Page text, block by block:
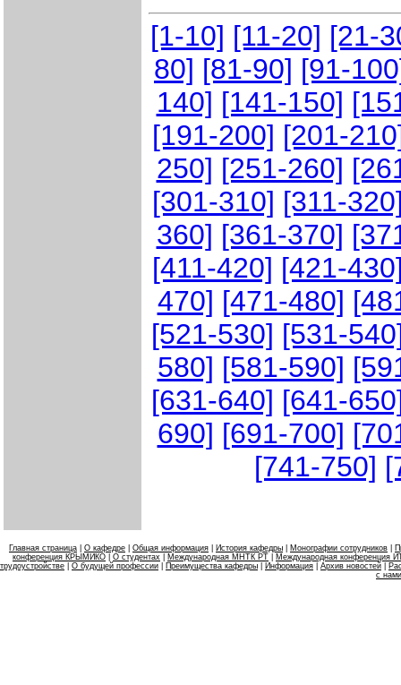
[1-10] [11-20] [21-
80] [81-90] [91-
140] [141-150]
[191-200] [201-
250] [251-260]
[301-310] [311-
360] [361-370]
[411-420] [421-
470] [471-480]
[521-530] [531-
580] [581-590]
[631-640] [641-
690] [691-700]
[741-750]
Главная страница О кафедре Общая информация История кафедры Монографии сотрудников
конференция КРЫМИКО
О студентах Международная МНТК РТ
Международная конференция
трудоустройстве
О будущей профессии Преимущества кафедры Информация Архив новостей
с нами